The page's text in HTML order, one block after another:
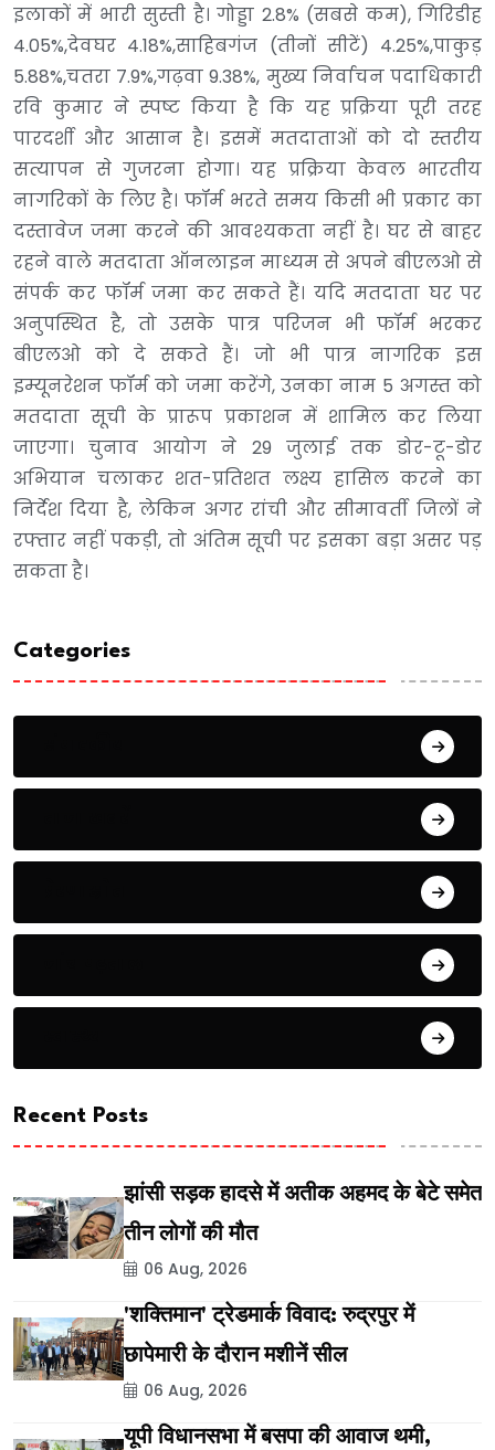
इलाकों में भारी सुस्ती है। गोड्डा 2.8% (सबसे कम), गिरिडीह
4.05%,देवघर 4.18%,साहिबगंज (तीनों सीटें) 4.25%,पाकुड़
5.88%,चतरा 7.9%,गढ़वा 9.38%, मुख्य निर्वाचन पदाधिकारी
रवि कुमार ने स्पष्ट किया है कि यह प्रक्रिया पूरी तरह
पारदर्शी और आसान है। इसमें मतदाताओं को दो स्तरीय
सत्यापन से गुजरना होगा। यह प्रक्रिया केवल भारतीय
नागरिकों के लिए है। फॉर्म भरते समय किसी भी प्रकार का
दस्तावेज जमा करने की आवश्यकता नहीं है। घर से बाहर
रहने वाले मतदाता ऑनलाइन माध्यम से अपने बीएलओ से
संपर्क कर फॉर्म जमा कर सकते हैं। यदि मतदाता घर पर
अनुपस्थित है, तो उसके पात्र परिजन भी फॉर्म भरकर
बीएलओ को दे सकते हैं। जो भी पात्र नागरिक इस
इम्यूनरेशन फॉर्म को जमा करेंगे, उनका नाम 5 अगस्त को
मतदाता सूची के प्रारूप प्रकाशन में शामिल कर लिया
जाएगा। चुनाव आयोग ने 29 जुलाई तक डोर-टू-डोर
अभियान चलाकर शत-प्रतिशत लक्ष्य हासिल करने का
निर्देश दिया है, लेकिन अगर रांची और सीमावर्ती जिलों ने
रफ्तार नहीं पकड़ी, तो अंतिम सूची पर इसका बड़ा असर पड़
सकता है।
Categories
Recent Posts
झांसी सड़क हादसे में अतीक अहमद के बेटे समेत
तीन लोगों की मौत
06 Aug, 2026
'शक्तिमान' ट्रेडमार्क विवाद: रुद्रपुर में
छापेमारी के दौरान मशीनें सील
06 Aug, 2026
यूपी विधानसभा में बसपा की आवाज थमी,